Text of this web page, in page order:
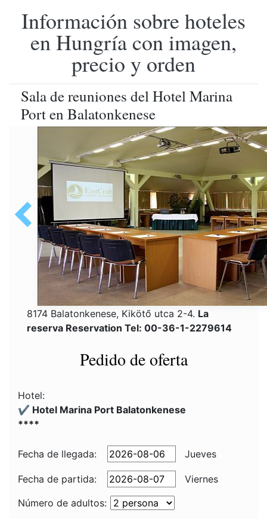
Información sobre hoteles
en Hungría con imagen,
precio y orden
Sala de reuniones del Hotel Marina
Port en Balatonkenese
8174 Balatonkenese, Kikötő utca 2-4. La
reserva Reservation Tel: 00-36-1-2279614
Pedido de oferta
Hotel:
✔️ Hotel Marina Port Balatonkenese
****
Fecha de llegada: Jueves
Fecha de partida:
Viernes
Número de adultos: